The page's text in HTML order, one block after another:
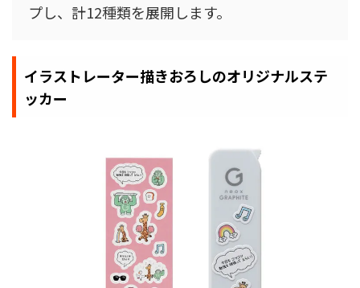
プし、計12種類を展開します。
イラストレーター描きおろしのオリジナルステ
ッカー